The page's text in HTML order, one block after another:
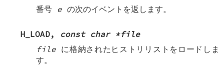
番号 eの次のイベントを返します。
H_LOAD, const char *file
fileに格納されたヒストリリストをロードしま
す。